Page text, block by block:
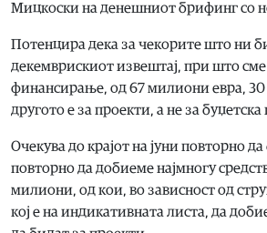
Мицкоски на денешниот брифинг со
Потенцира дека за чекорите што ни
декемврискиот извештај, при што
финансирање, од 67 милиони евра,
другото е за проекти, а не за
Очекува до крајот на јуни повторно
повторно да добиеме најмногу
милиони, од кои, во зависност од
кој е на индикативната листа, да